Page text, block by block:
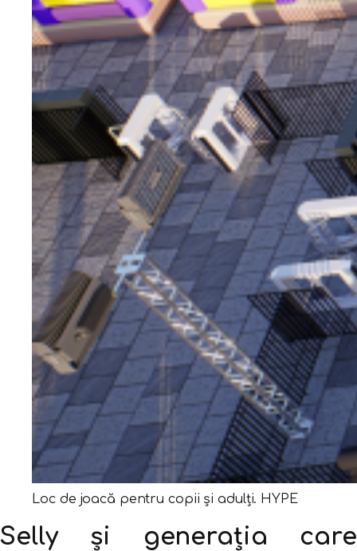
Loc de joacă pentru copii și adulți. HYPE
Selly și generația care